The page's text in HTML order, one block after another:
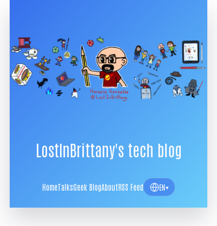
LostInBrittany's tech blog
HomeTalksGeek BlogAboutRSS Feed EN▾